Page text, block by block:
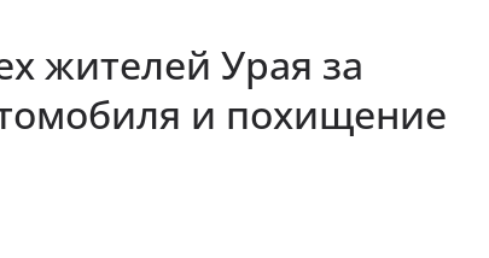
жителей Урая за
и похищение